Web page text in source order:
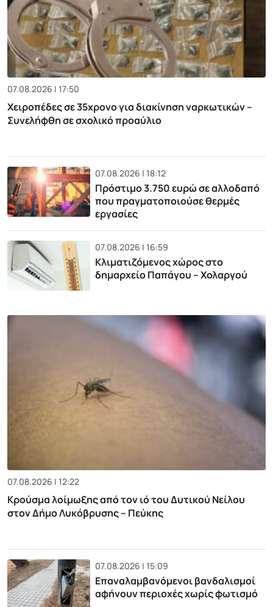
07.08.2026 | 17:50
Χειροπέδες σε 35χρονο για διακίνηση ναρκωτικών –
Συνελήφθη σε σχολικό προαύλιο
07.08.2026 | 18:12
Πρόστιμο 3.750 ευρώ σε αλλοδαπό
που πραγματοποιούσε θερμές
εργασίες
07.08.2026 | 16:59
Κλιματιζόμενος χώρος στο
δημαρχείο Παπάγου – Χολαργού
07.08.2026 | 12:22
Κρούσμα λοίμωξης από τον ιό του Δυτικού Νείλου
στον Δήμο Λυκόβρυσης – Πεύκης
07.08.2026 | 15:09
Επαναλαμβανόμενοι βανδαλισμοί
αφήνουν περιοχές χωρίς φωτισμό